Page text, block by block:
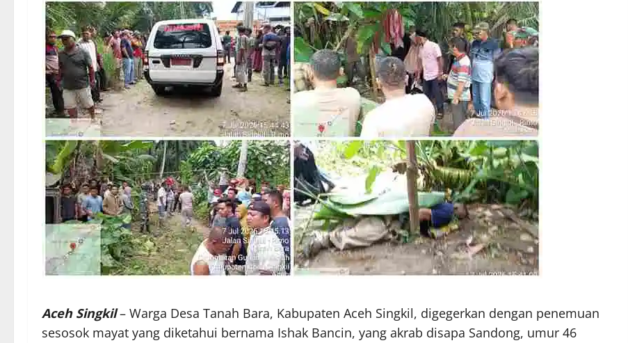
Aceh Singkil– Warga Desa Tanah Bara, Kabupaten Aceh Singkil, digegerkan dengan penemuan
sesosok mayat yang diketahui bernama Ishak Bancin, yang akrab disapa Sandong, umur 46